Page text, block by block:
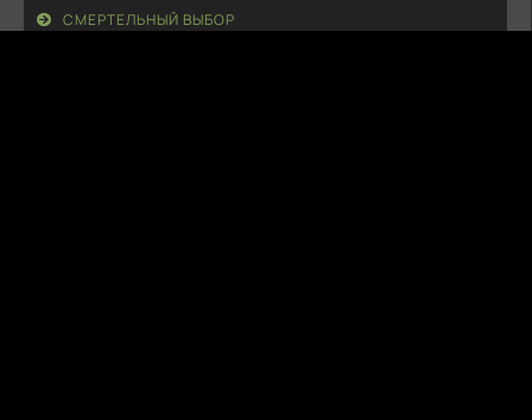
СМЕРТЕЛЬНЫЙ ВЫБОР